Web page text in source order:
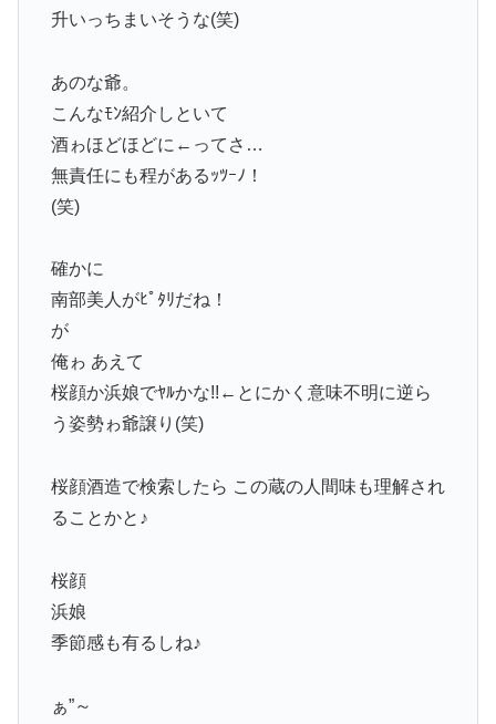
升いっちまいそうな(笑)
あのな爺。
こんなﾓﾝ紹介しといて
酒ゎほどほどに←ってさ…
無責任にも程があるｯﾂｰﾉ！
(笑)
確かに
南部美人がﾋﾟﾀﾘだね！
が
俺ゎ あえて
桜顔か浜娘でﾔﾙかな!!←とにかく意味不明に逆ら
う姿勢ゎ爺譲り(笑)
桜顔酒造で検索したら この蔵の人間味も理解され
ることかと♪
桜顔
浜娘
季節感も有るしね♪
ぁ”～